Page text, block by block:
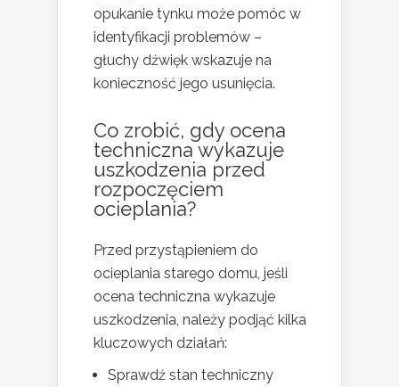
opukanie tynku może pomóc w
identyfikacji problemów –
głuchy dźwięk wskazuje na
konieczność jego usunięcia.
Co zrobić, gdy ocena
techniczna wykazuje
uszkodzenia przed
rozpoczęciem
ocieplania?
Przed przystąpieniem do
ocieplania starego domu, jeśli
ocena techniczna wykazuje
uszkodzenia, należy podjąć kilka
kluczowych działań:
Sprawdź stan techniczny